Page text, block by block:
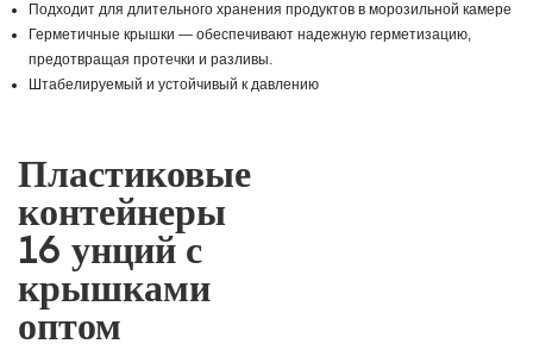
Подходит для длительного хранения продуктов в морозильной камере
Герметичные крышки — обеспечивают надежную герметизацию,
предотвращая протечки и разливы.
Штабелируемый и устойчивый к давлению
Пластиковые
контейнеры
16 унций с
крышками
оптом